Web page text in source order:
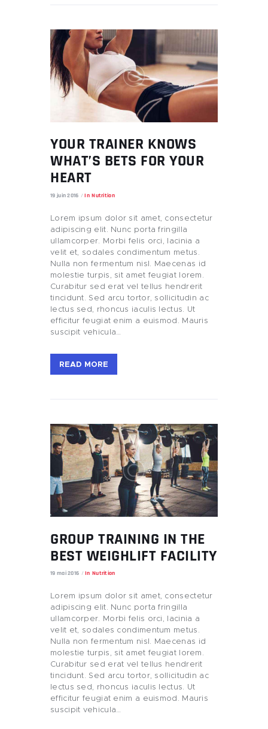
YOUR TRAINER KNOWS
WHAT’S BETS FOR YOUR
HEART
19 juin 2016 In Nutrition
Lorem ipsum dolor sit amet, consectetur
adipiscing elit. Nunc porta fringilla
ullamcorper. Morbi felis orci, lacinia a
velit et, sodales condimentum metus.
Nulla non fermentum nisl. Maecenas id
molestie turpis, sit amet feugiat lorem.
Curabitur sed erat vel tellus hendrerit
tincidunt. Sed arcu tortor, sollicitudin ac
lectus sed, rhoncus iaculis lectus. Ut
efficitur feugiat enim a euismod. Mauris
suscipit vehicula…
READ MORE
GROUP TRAINING IN THE
BEST WEIGHLIFT FACILITY
19 mai 2016 In Nutrition
Lorem ipsum dolor sit amet, consectetur
adipiscing elit. Nunc porta fringilla
ullamcorper. Morbi felis orci, lacinia a
velit et, sodales condimentum metus.
Nulla non fermentum nisl. Maecenas id
molestie turpis, sit amet feugiat lorem.
Curabitur sed erat vel tellus hendrerit
tincidunt. Sed arcu tortor, sollicitudin ac
lectus sed, rhoncus iaculis lectus. Ut
efficitur feugiat enim a euismod. Mauris
suscipit vehicula…